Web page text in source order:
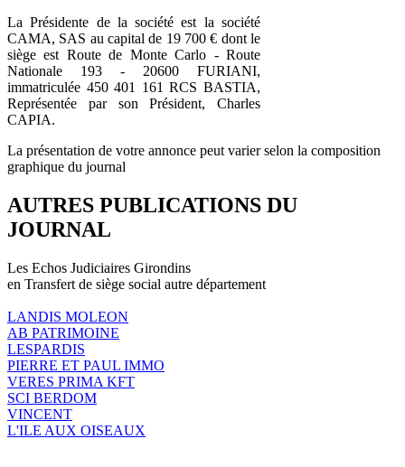
La Présidente de la société est la société
CAMA, SAS au capital de 19 700 € dont le
siège est Route de Monte Carlo - Route
Nationale 193 - 20600 FURIANI,
immatriculée 450 401 161 RCS BASTIA,
Représentée par son Président, Charles
CAPIA.
La présentation de votre annonce peut varier selon la composition
graphique du journal
AUTRES PUBLICATIONS DU
JOURNAL
Les Echos Judiciaires Girondins
en Transfert de siège social autre département
LANDIS MOLEON
AB PATRIMOINE
LESPARDIS
PIERRE ET PAUL IMMO
VERES PRIMA KFT
SCI BERDOM
VINCENT
L'ILE AUX OISEAUX